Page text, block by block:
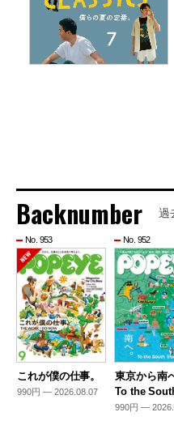
Backnumber 過
No. 953
これが僕の仕事。
990円 — 2026.08.07
No. 952
東京から南
To the
990円 —